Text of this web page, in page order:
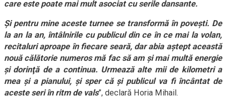
care este poate mai mult asociat cu serile dansante.
Şi pentru mine aceste turnee se transformă în poveşti. De
la an la an, întâlnirile cu publicul din ce în ce mai la volan,
recitaluri aproape în fiecare seară, dar abia aştept această
nouă călătorie numeros mă fac să am şi mai multă energie
şi dorinţă de a continua. Urmează alte mii de kilometri a
mea şi a pianului, şi sper că şi publicul va fi încântat de
aceste seri în ritm de vals”, declară Horia Mihail.